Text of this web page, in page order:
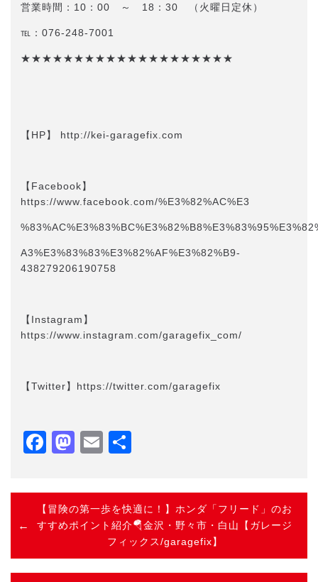
営業時間：10：00 ～ 18：30 （火曜日定休）
℡：076-248-7001
★★★★★★★★★★★★★★★★★★★★
【HP】 http://kei-garagefix.com​​
【Facebook】
https://www.facebook.com/%E3%82%AC%E3
A3%E3%83%83%E3%82%AF%E3%82%B9-
438279206190758
【Instagram】
https://www.instagram.com/garagefix_com/
【Twitter】https://twitter.com/garagefix
Facebook
Mastodon
Email
【冒険の第一歩を快適に！】ホンダ「フリード」のお
すすめポイント紹介🪂金沢・野々市・白山【ガレージ
フィックス/garagefix】